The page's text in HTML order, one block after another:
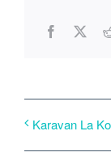
Facebook
X
Karavan La